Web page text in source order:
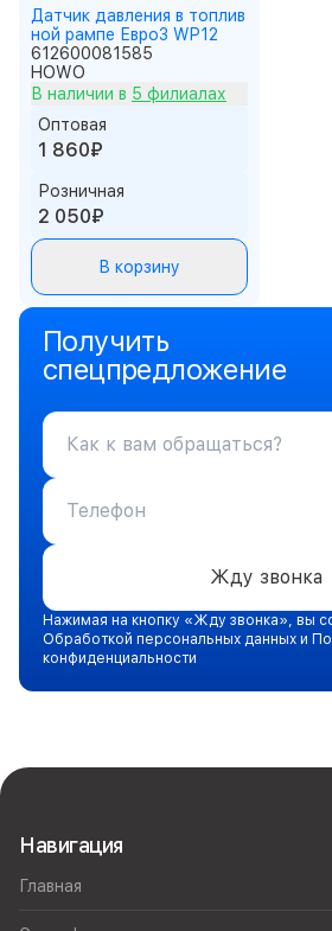
Датчик давления в топлив
ной рампе Евро3 WP12
612600081585
HOWO
В наличии в 5 филиалах
Оптовая
1 860₽
Розничная
2 050₽
В корзину
Получить
спецпредложение
Жду звонка
Нажимая на кнопку «Жду звонка», вы
Обработкой персональных данных и
конфиденциальности
Навигация
Главная